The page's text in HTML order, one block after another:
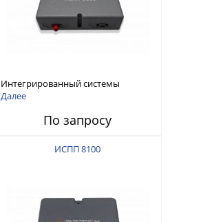
Интегрированный системы
защиты от ГНСС-помех RFТех
Далее
По запросу
ИСПП 8100